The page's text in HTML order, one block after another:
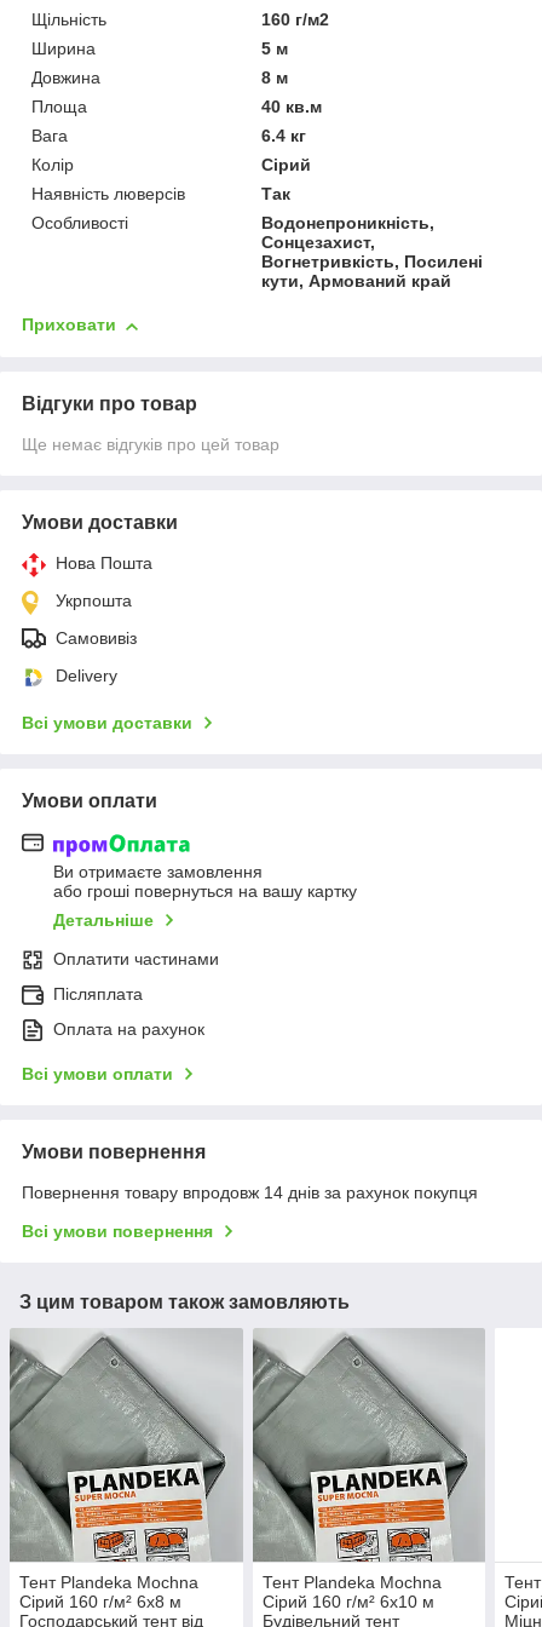
Щільність
160 г/м2
Ширина
5 м
Довжина
8 м
Площа
40 кв.м
Вага
6.4 кг
Колір
Сірий
Наявність люверсів
Так
Особливості
Водонепроникність,
Сонцезахист,
Вогнетривкість, Посилені
кути, Армований край
Приховати
Відгуки про товар
Ще немає відгуків про цей товар
Умови доставки
Нова Пошта
Укрпошта
Самовивіз
Delivery
Всі умови доставки
Умови оплати
Ви отримаєте замовлення
або гроші повернуться на вашу картку
Детальніше
Оплатити частинами
Післяплата
Оплата на рахунок
Всі умови оплати
Умови повернення
Повернення товару впродовж 14 днів за рахунок покупця
Всі умови повернення
З цим товаром також замовляють
Тент Plandeka Mochna
Сірий 160 г/м² 6х8 м
Господарський тент від
Тент Plandeka Mochna
Сірий 160 г/м² 6х10 м
Будівельний тент